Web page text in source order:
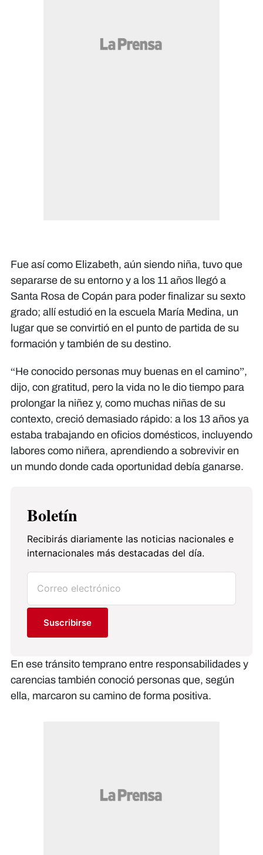
Fue así como Elizabeth, aún siendo niña, tuvo que
separarse de su entorno y a los 11 años llegó a
Santa Rosa de Copán para poder finalizar su sexto
grado; allí estudió en la escuela María Medina, un
lugar que se convirtió en el punto de partida de su
formación y también de su destino.
“He conocido personas muy buenas en el camino”,
dijo, con gratitud, pero la vida no le dio tiempo para
prolongar la niñez y, como muchas niñas de su
contexto, creció demasiado rápido: a los 13 años ya
estaba trabajando en oficios domésticos, incluyendo
labores como niñera, aprendiendo a sobrevivir en
un mundo donde cada oportunidad debía ganarse.
Boletín
Recibirás diariamente las noticias nacionales e
internacionales más destacadas del día.
Suscribirse
En ese tránsito temprano entre responsabilidades y
carencias también conoció personas que, según
ella, marcaron su camino de forma positiva.